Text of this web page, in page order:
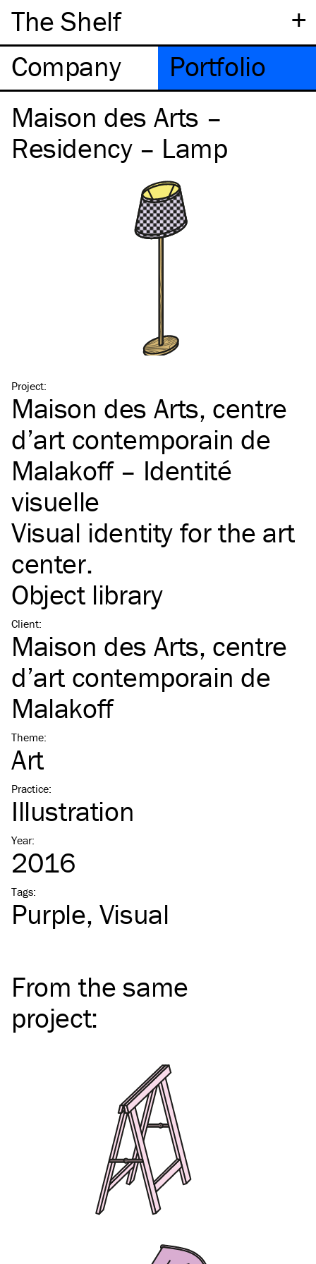
+
The Shelf
Company
Portfolio
Maison des Arts –
Residency – Lamp
Project:
Maison des Arts, centre
d’art contemporain de
Malakoff – Identité
visuelle
Visual identity for the art
center.
Object library
Client:
Maison des Arts, centre
d’art contemporain de
Malakoff
Theme:
Art
Practice:
Illustration
Year:
2016
Tags:
Purple Visual
From the same
project: